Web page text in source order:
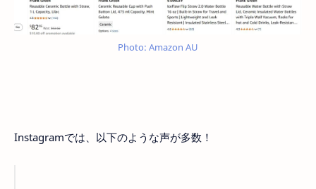
Photo: Amazon AU
Instagramでは、以下のような声が多数！